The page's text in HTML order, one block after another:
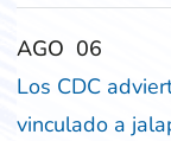
‎‎AGO ‎‎06
Los CDC
vinculado a